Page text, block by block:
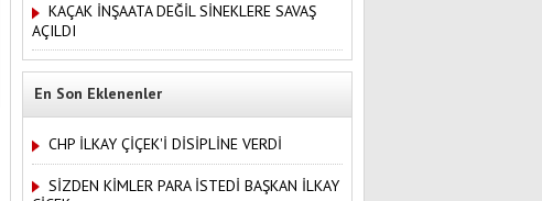
KAÇAK İNŞAATA DEĞİL SİNEKLERE SAVAŞ
AÇILDI
En Son Eklenenler
CHP İLKAY ÇİÇEK'İ DİSİPLİNE VERDİ
SİZDEN KİMLER PARA İSTEDİ BAŞKAN İLKAY